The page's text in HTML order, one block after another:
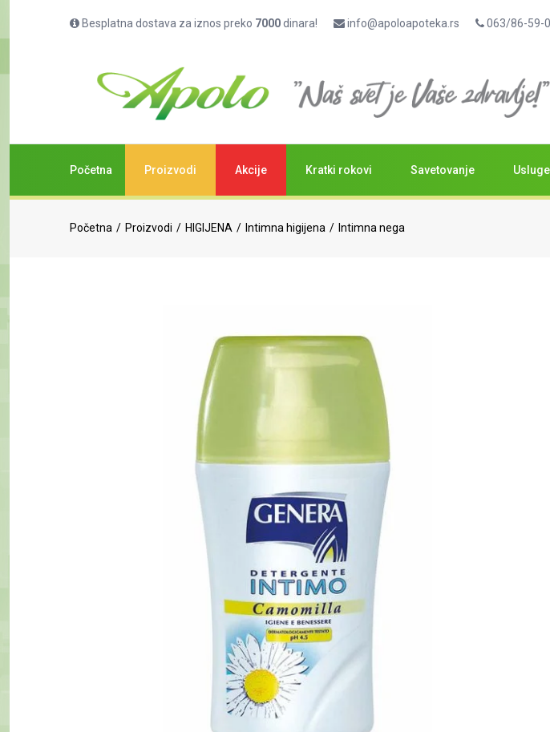
Besplatna dostava za iznos preko 7000dinara! info@apoloapoteka.rs 063/86-59-
Početna Proizvodi Akcije Kratki rokovi Savetovanje Usluge
Početna Proizvodi HIGIJENA Intimna higijena Intimna nega